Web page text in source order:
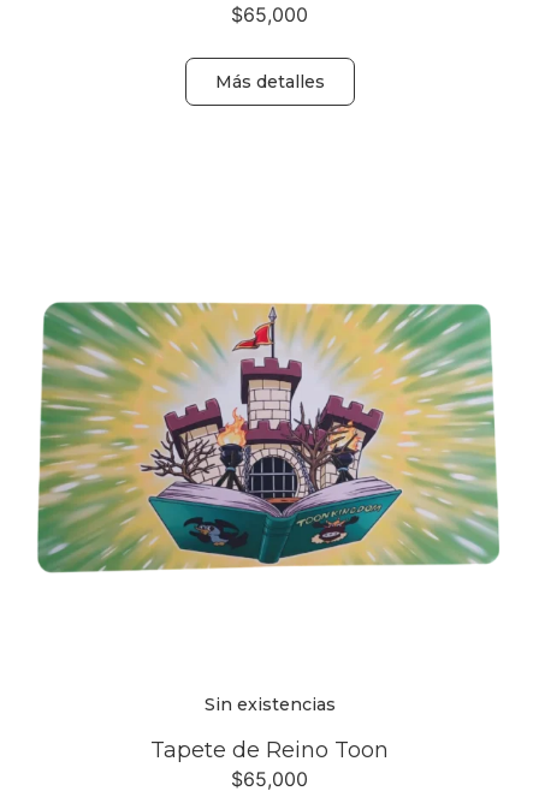
$65,000
Más detalles
Sin existencias
Tapete de Reino Toon
$65,000